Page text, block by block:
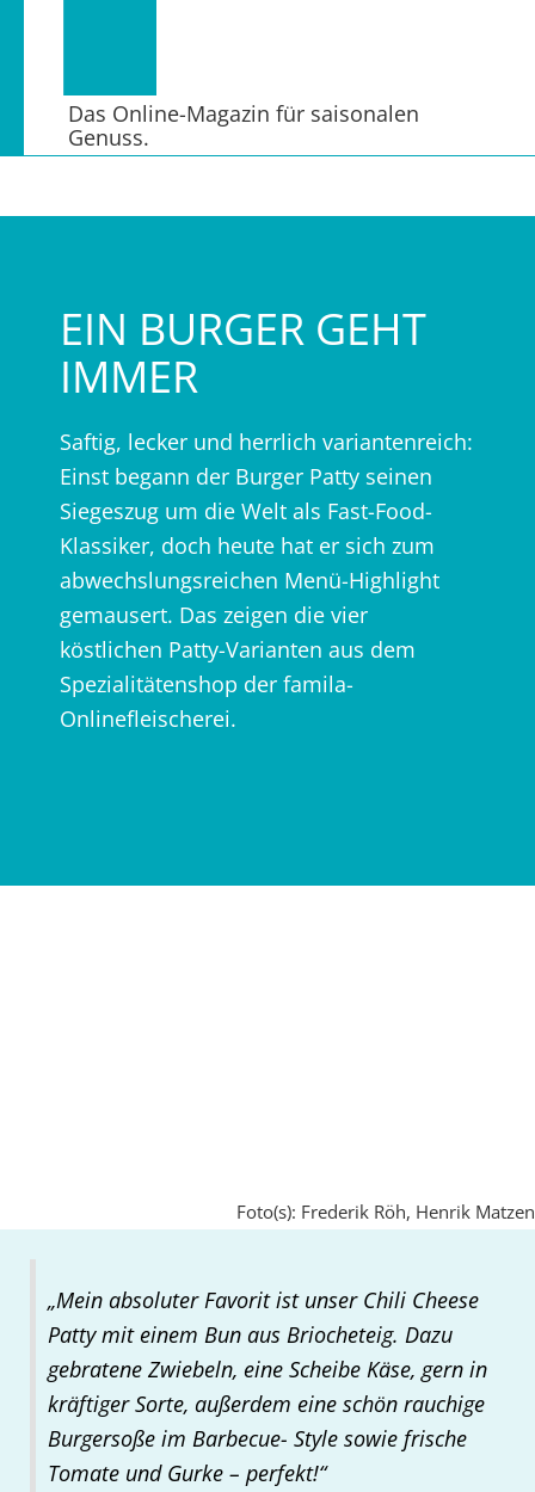
Das Online-Magazin für saisonalen
Genuss.
EIN BURGER GEHT
IMMER
Saftig, lecker und herrlich variantenreich:
Einst begann der Burger Patty seinen
Siegeszug um die Welt als Fast-Food-
Klassiker, doch heute hat er sich zum
abwechslungsreichen Menü-Highlight
gemausert. Das zeigen die vier
köstlichen Patty-Varianten aus dem
Spezialitätenshop der famila-
Onlinefleischerei.
Foto(s): Frederik Röh, Henrik Matzen
„Mein absoluter Favorit ist unser Chili Cheese
Patty mit einem Bun aus Briocheteig. Dazu
gebratene Zwiebeln, eine Scheibe Käse, gern in
kräftiger Sorte, außerdem eine schön rauchige
Burgersoße im Barbecue- Style sowie frische
Tomate und Gurke – perfekt!“